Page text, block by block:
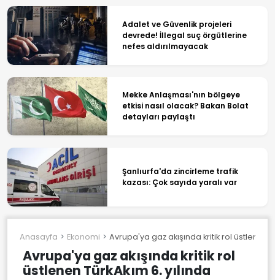
Adalet ve Güvenlik projeleri
devrede! İllegal suç örgütlerine
nefes aldırılmayacak
Mekke Anlaşması'nın bölgeye
etkisi nasıl olacak? Bakan Bolat
detayları paylaştı
Şanlıurfa'da zincirleme trafik
kazası: Çok sayıda yaralı var
Anasayfa Ekonomi Avrupa'ya gaz akışında kritik rol üstlenen
Avrupa'ya gaz akışında kritik rol
üstlenen TürkAkım 6. yılında